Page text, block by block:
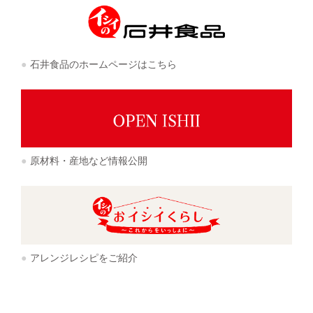
石井食品のホームページはこちら
原材料・産地など情報公開
アレンジレシピをご紹介